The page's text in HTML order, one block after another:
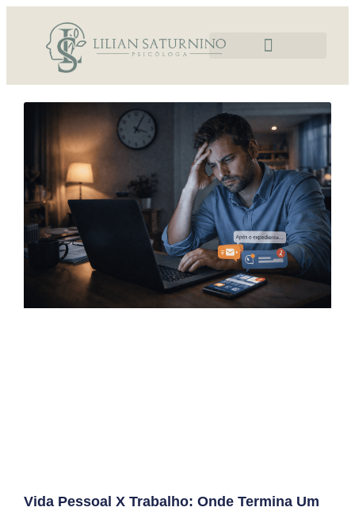
Vida Pessoal X Trabalho: Onde Termina Um